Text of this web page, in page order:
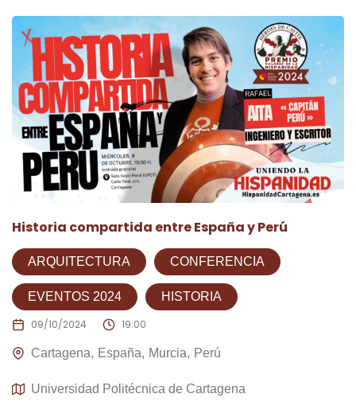
Historia compartida entre España y Perú
ARQUITECTURA CONFERENCIA
EVENTOS 2024 HISTORIA
09/10/2024 19:00
Cartagena España Murcia Perú
Universidad Politécnica de Cartagena